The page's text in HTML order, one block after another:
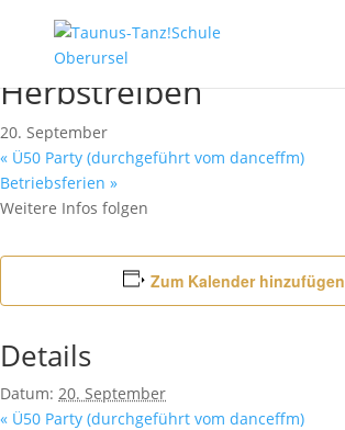
« Alle Veranstaltungen
Herbstreiben
20. September
« Ü50 Party (durchgeführt vom danceffm)
Betriebsferien »
Weitere Infos folgen
Zum Kalender hinzufügen
Details
Datum: 20. September
« Ü50 Party (durchgeführt vom danceffm)